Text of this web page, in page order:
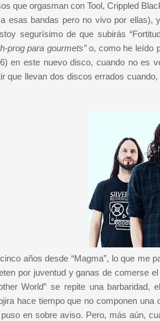
que orgasman con Tool, Crippled
esas bandas pero no vivo por
segurísimo de que subirás
prog para gourmets”o, como he leído
en este nuevo disco, cuando no es
que llevan dos discos errados
años desde “Magma”, lo que me
por juventud y ganas de comerse
World” se repite una
hace tiempo que no componen
en sobre aviso. Pero, más aún,